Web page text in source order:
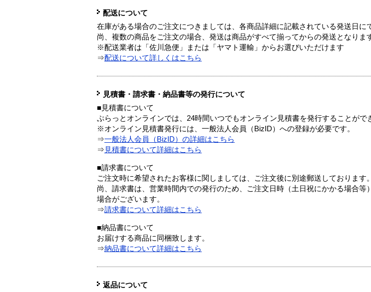
配送について
在庫がある場合のご注文につきましては、各商品詳細に記載されている発送日に
尚、複数の商品をご注文の場合、発送は商品がすべて揃ってからの発送となりま
※配送業者は「佐川急便」または「ヤマト運輸」からお選びいただけます
⇒配送について詳しくはこちら
見積書・請求書・納品書等の発行について
■見積書について
ぷらっとオンラインでは、24時間いつでもオンライン見積書を発行することがで
※オンライン見積書発行には、一般法人会員（BizID）への登録が必要です。
⇒一般法人会員（BizID）の詳細はこちら
⇒ 見積書について詳細はこちら
■請求書について
ご注文時に希望されたお客様に関しましては、ご注文後に別途郵送しております。
尚、請求書は、営業時間内での発行のため、ご注文日時（土日祝にかかる場合等
場合がございます。
⇒請求書について詳細はこちら
■納品書について
お届けする商品に同梱致します。
⇒納品書について詳細はこちら
返品について